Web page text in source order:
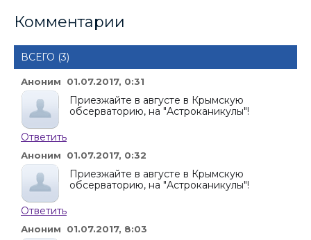
Комментарии
ВСЕГО (3)
Аноним 01.07.2017, 0:31
Приезжайте в августе в Крымскую
обсерваторию, на "Астроканикулы"!
Ответить
Аноним 01.07.2017, 0:32
Приезжайте в августе в Крымскую
обсерваторию, на "Астроканикулы"!
Ответить
Аноним 01.07.2017, 8:03